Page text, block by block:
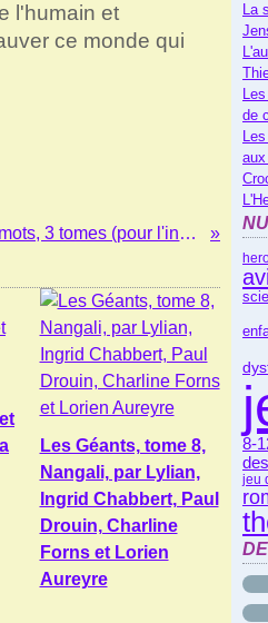
l'humain et
ce monde qui
La passeuse de mots, 3 tomes (pour l'instant), de AJ Twice
Les Géants, tome 8,
Nangali, par Lylian,
Ingrid Chabbert, Paul
Drouin, Charline
Forns et Lorien
Aureyre
La
de
8-
jeu